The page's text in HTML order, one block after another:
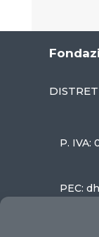
P. IVA:
PEC: